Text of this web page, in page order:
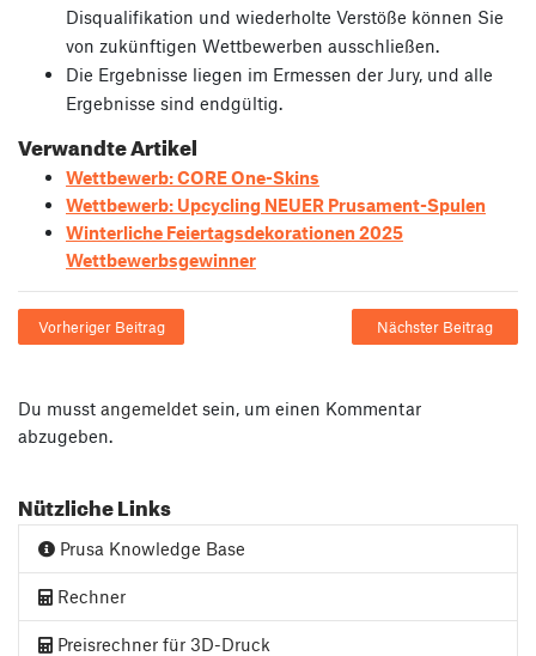
Disqualifikation und wiederholte Verstöße können Sie
von zukünftigen Wettbewerben ausschließen.
Die Ergebnisse liegen im Ermessen der Jury, und alle
Ergebnisse sind endgültig.
Verwandte Artikel
Wettbewerb: CORE One-Skins
Wettbewerb: Upcycling NEUER Prusament-Spulen
Winterliche Feiertagsdekorationen 2025
Wettbewerbsgewinner
Vorheriger Beitrag Nächster Beitrag
Du musst angemeldet sein, um einen Kommentar
abzugeben.
Nützliche Links
Prusa Knowledge Base
Rechner
Preisrechner für 3D-Druck